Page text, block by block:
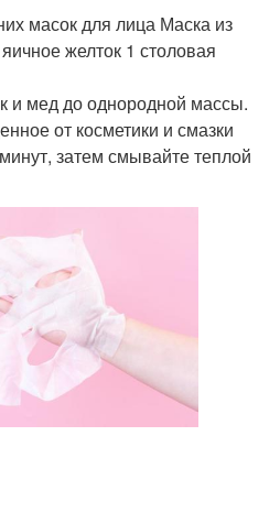
масок для лица Маска из
желток 1 столовая
и мед до однородной массы.
от косметики и смазки
затем смывайте теплой